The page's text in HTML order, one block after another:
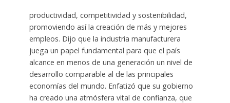
productividad, competitividad y sostenibilidad,
promoviendo así la creación de más y mejores
empleos. Dijo que la industria manufacturera
juega un papel fundamental para que el país
alcance en menos de una generación un nivel de
desarrollo comparable al de las principales
economías del mundo. Enfatizó que su gobierno
ha creado una atmósfera vital de confianza, que